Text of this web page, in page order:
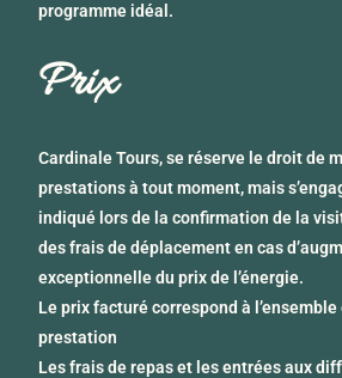
programme idéal.
Prix
Cardinale Tours, se réserve le droit de
prestations à tout moment, mais
indiqué lors de la confirmation de la
des frais de déplacement en cas
exceptionnelle du prix de l’énergie.
Le prix facturé correspond à
prestation
Les frais de repas et les entrées aux